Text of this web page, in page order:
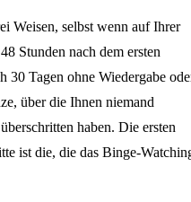
Weisen, selbst wenn auf Ihrer
Stunden nach dem ersten
30 Tagen ohne Wiedergabe
über die Ihnen niemand
haben. Die ersten
ist die, die das Binge-